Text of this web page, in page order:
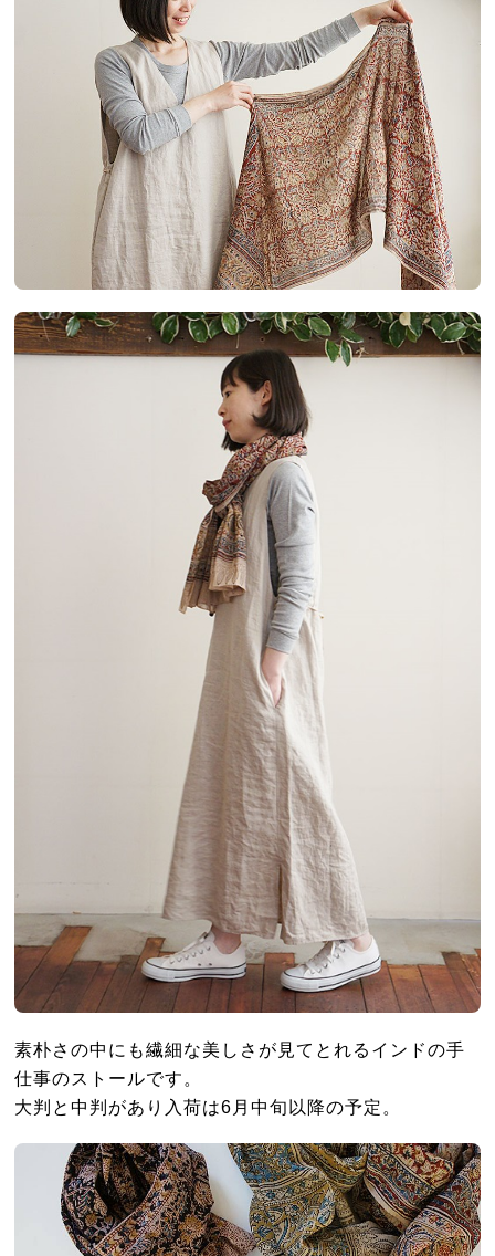
素朴さの中にも繊細な美しさが見てとれるインドの手
仕事のストールです。
大判と中判があり入荷は6月中旬以降の予定。